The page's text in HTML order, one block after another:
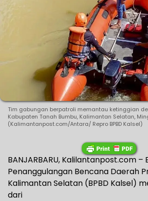
Tim gabungan berpatroli memantau ketinggian
Kabupaten Tanah Bumbu, Kalimantan Selatan,
(Kalimantanpost.com/Antara/ Repro BPBD Kalsel)
BANJARBARU, Kalilantanpost.com –
Penanggulangan Bencana Daerah
Kalimantan Selatan (BPBD Kalsel)
dari